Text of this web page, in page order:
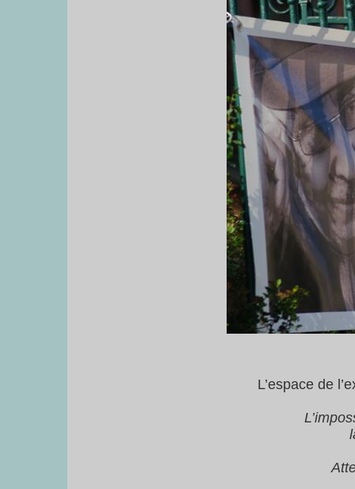
L’espace de